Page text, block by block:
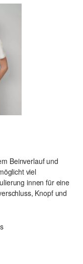
Beinverlauf und
viel
innen für eine
Knopf und